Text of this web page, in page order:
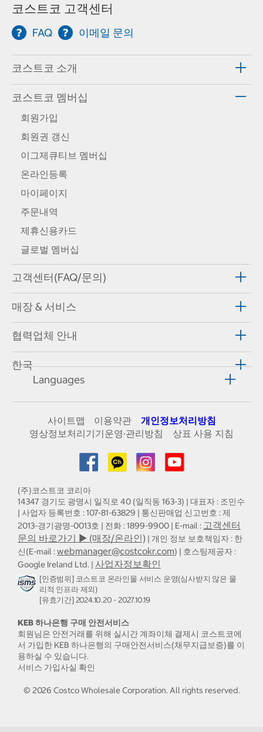
코스트코 고객센터
FAQ 이메일 문의
코스트코 소개
코스트코 멤버십
회원가입
회원권 갱신
이그제큐티브 멤버십
온라인등록
마이페이지
주문내역
제휴신용카드
글로벌 멤버십
고객센터(FAQ/문의)
매장 & 서비스
협력업체 안내
한국
Languages
사이트맵 이용약관
개인정보처리방침
영상정보처리기기운영·관리방침
상표 사용 지침
(주)코스트코 코리아
14347 경기도 광명시 일직로 40 (일직동 163-3) | 대표자 : 조민수
| 사업자 등록번호 : 107-81-63829 | 통신판매업 신고번호 : 제
2013-경기광명-0013호 | 전화 : 1899-9900 | E-mail : 고객센터
문의 바로가기 ▶ (매장/온라인) | 개인 정보 보호책임자 : 한
신(E-mail :webmanager@costcokr.com) | 호스팅제공자 :
Google Ireland Ltd. | 사업자정보확인
[인증범위] 코스트코 온라인몰 서비스 운영(심사받지 않은 물
리적 인프라 제외)
[유효기간] 2024.10.20 - 2027.10.19
KEB 하나은행 구매 안전서비스
회원님은 안전거래를 위해 실시간 계좌이체 결제시 코스트코에
서 가입한 KEB 하나은행의 구매안전서비스(채무지급보증)를 이
용하실 수 있습니다.
서비스 가입사실 확인
© 2026 Costco Wholesale Corporation.All rights reserved.